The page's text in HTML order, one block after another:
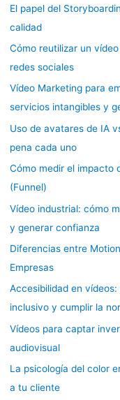
El papel del
calidad
Cómo reutilizar un
redes sociales
Vídeo Marketing para
servicios intangibles y
Uso de avatares de IA
pena cada uno
Cómo medir el impacto
(Funnel)
Vídeo industrial: cómo
y generar confianza
Diferencias entre
Empresas
Accesibilidad en
inclusivo y cumplir la
Vídeos para captar
audiovisual
La psicología del color
a tu cliente